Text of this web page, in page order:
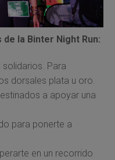
la Binter Night Run:
Para
dorsales plata u oro.
a apoyar una
para ponerte a
en un recorrido